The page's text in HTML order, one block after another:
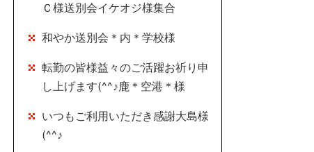
Ｃ様送別会イケオジ様集合
和やか送別会＊内＊学校様
転勤の皆様益々のご活躍お祈り申
し上げます(^^♪鹿＊空港＊様
いつもご利用いただき感謝大島様
(^^♪